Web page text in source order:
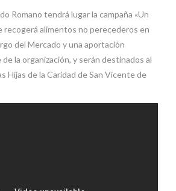
Romano tendrá lugar la campaña «Un
recogerá alimentos no perecederos en
del Mercado y una aportación
la organización, y serán destinados al
Hijas de la Caridad de San Vicente de